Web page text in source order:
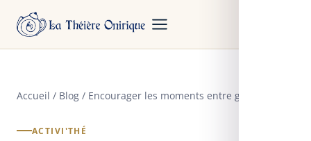
Accueil / Blog / Encourager les moments entre générations
ACTIVI'THÉ